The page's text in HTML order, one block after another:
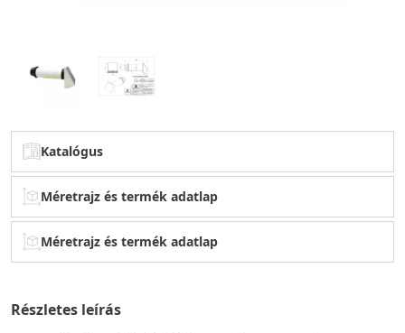
Katalógus
Méretrajz és termék adatlap
Méretrajz és termék adatlap
Részletes leírás